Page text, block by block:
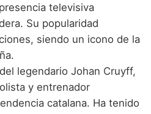
televisiva
Su popularidad
siendo un icono de la
legendario Johan Cruyff,
y entrenador
catalana. Ha tenido